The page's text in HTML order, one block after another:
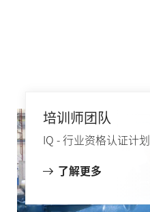
培训师团队
IQ - 行业资格认证计划
了解更多